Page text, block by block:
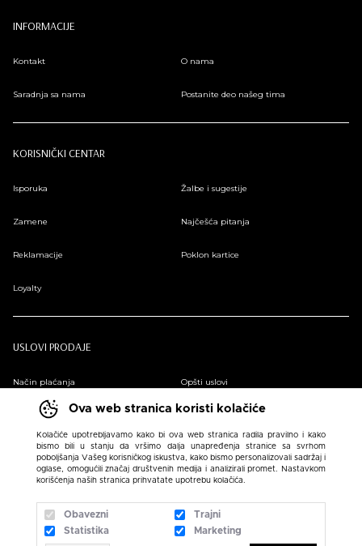
Ova web stranica koristi kolačiće
Kolačiće upotrebljavamo kako bi ova web stranica radila pravilno i kako
bismo bili u stanju da vršimo dalja unapređenja stranice sa svrhom
poboljšanja Vašeg korisničkog iskustva, kako bismo personalizovali sadržaj i
oglase, omogućili značaj društvenih medija i analizirali promet. Nastavkom
korišćenja naših stranica prihvatate upotrebu kolačića.
Obavezni
Trajni
Statistika
Marketing
INFORMACIJE
Kontakt O nama
Saradnja sa nama Postanite deo našeg tima
KORISNIČKI CENTAR
Isporuka Žalbe i sugestije
Zamene Najčešća pitanja
Reklamacije Poklon kartice
Loyalty
USLOVI PRODAJE
Način plaćanja Opšti uslovi
Plaćanje na rate Pravilnik o zaštiti podataka o ličnosti
Sindikalna prodaja